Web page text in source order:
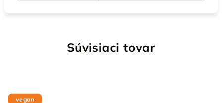
Súvisiaci tovar
vegan